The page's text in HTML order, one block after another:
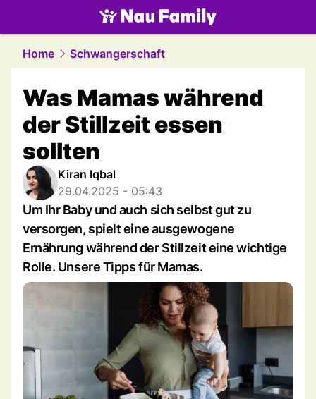
family.NAU.ch
Home Schwangerschaft
Was Mamas während
der Stillzeit essen
sollten
Kiran Iqbal
29.04.2025 - 05:43
Um Ihr Baby und auch sich selbst gut zu
versorgen, spielt eine ausgewogene
Ernährung während der Stillzeit eine wichtige
Rolle. Unsere Tipps für Mamas.